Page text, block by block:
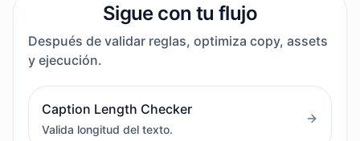
Sigue con tu flujo
Después de validar reglas, optimiza copy, assets
y ejecución.
Caption Length Checker
Valida longitud del texto.